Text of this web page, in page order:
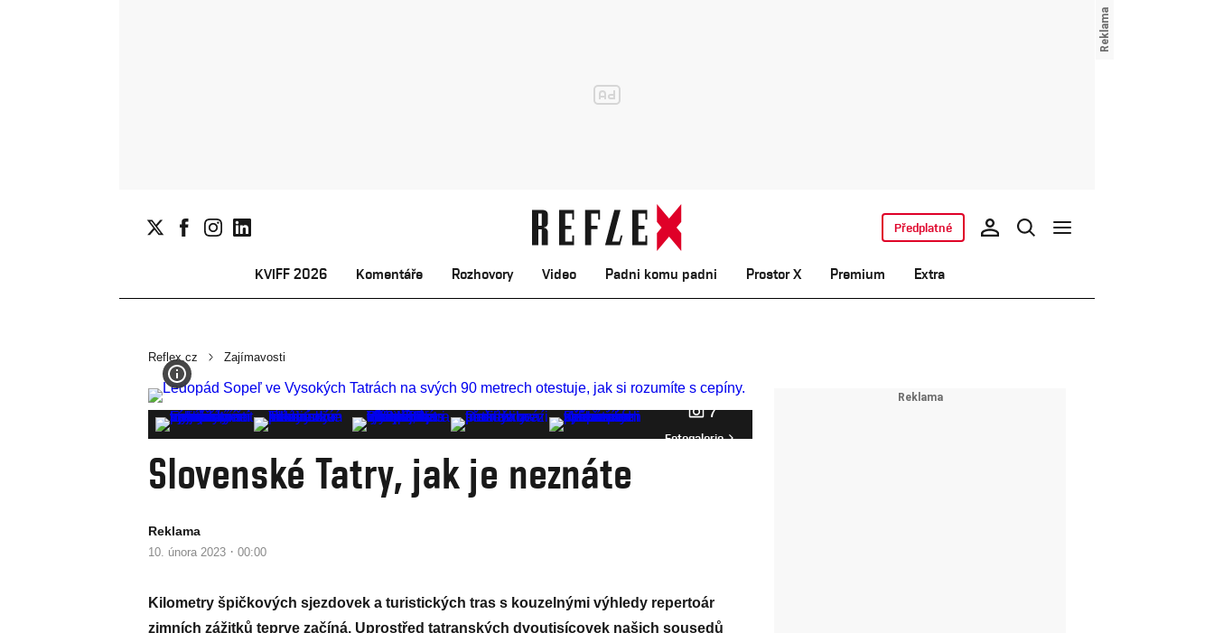
KVIFF 2026 Komentáře Rozhovory Video Padni komu padni Prostor X Premium Extra
Předplatné
Reflex.cz Zajímavosti
7
Fotogalerie
Slovenské Tatry, jak je neznáte
Reklama
10. února 2023 · 00:00
Kilometry špičkových sjezdovek a turistických tras s kouzelnými výhledy repertoár
zimních zážitků teprve začíná. Uprostřed tatranských dvoutisícovek našich sousedů